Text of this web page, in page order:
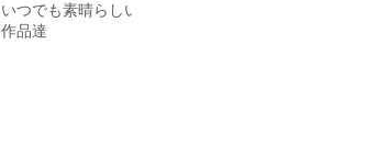
いつでも素晴らしい
作品達